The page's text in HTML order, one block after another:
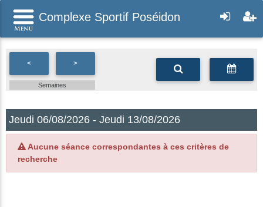
Complexe Sportif Poséidon
< >
Semaines
Jeudi 06/08/2026 - Jeudi 13/08/2026
Aucune séance correspondantes à ces critères de
recherche